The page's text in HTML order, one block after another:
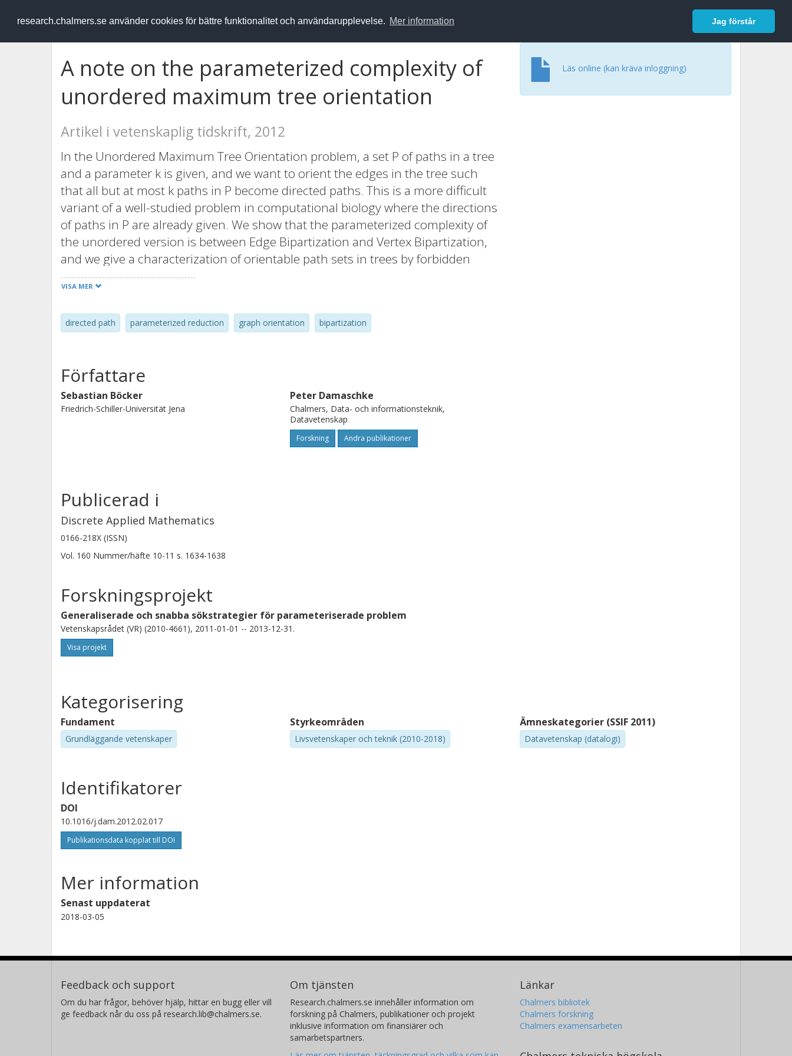
research.chalmers.se använder cookies för bättre funktionalitet och användarupplevelse. Mer information Jag förstår
RESEARCH.chalmers.se Logga in
A note on the parameterized complexity of
unordered maximum tree orientation
Artikel i vetenskaplig tidskrift, 2012
In the Unordered Maximum Tree Orientation problem, a set P of paths in a tree
and a parameter k is given, and we want to orient the edges in the tree such
that all but at most k paths in P become directed paths. This is a more difficult
variant of a well-studied problem in computational biology where the directions
of paths in P are already given. We show that the parameterized complexity of
the unordered version is between Edge Bipartization and Vertex Bipartization,
and we give a characterization of orientable path sets in trees by forbidden
substructures, which are cycles of a certain kind.
VISA MER
directed path parameterized reduction graph orientation bipartization
Läs online (kan kräva inloggning)
Författare
Sebastian Böcker
Friedrich-Schiller-Universität Jena
Peter Damaschke
Chalmers, Data- och informationsteknik,
Datavetenskap
Forskning Andra publikationer
Publicerad i
Discrete Applied Mathematics
0166-218X (ISSN)
Vol. 160 Nummer/häfte 10-11 s. 1634-1638
Forskningsprojekt
Generaliserade och snabba sökstrategier för parameteriserade problem
Vetenskapsrådet (VR) (2010-4661), 2011-01-01 -- 2013-12-31.
Visa projekt
Kategorisering
Fundament
Grundläggande vetenskaper
Styrkeområden
Livsvetenskaper och teknik (2010-2018)
Ämneskategorier (SSIF 2011)
Datavetenskap (datalogi)
Identifikatorer
DOI
10.1016/j.dam.2012.02.017
Publikationsdata kopplat till DOI
Mer information
Senast uppdaterat
2018-03-05
Feedback och support
Om du har frågor, behöver hjälp, hittar en bugg eller vill
ge feedback når du oss på research.lib@chalmers.se.
Om tjänsten
Research.chalmers.se innehåller information om
forskning på Chalmers, publikationer och projekt
inklusive information om finansiärer och
samarbetspartners.
Länkar
Chalmers bibliotek
Chalmers forskning
Chalmers examensarbeten